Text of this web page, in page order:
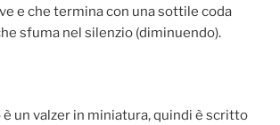
e che termina con una sottile coda
sfuma nel silenzio (diminuendo).
è un valzer in miniatura, quindi è scritto